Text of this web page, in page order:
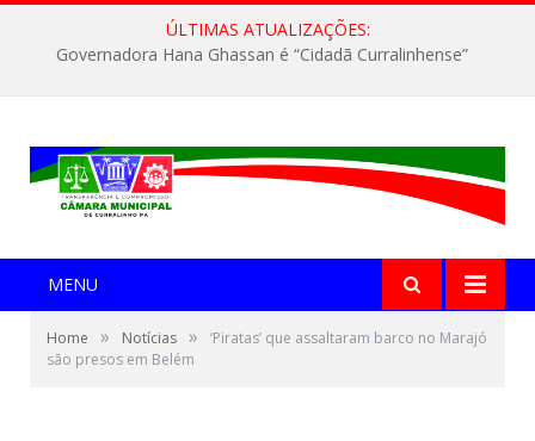
ÚLTIMAS ATUALIZAÇÕES:
Governadora Hana Ghassan é “Cidadã Curralinhense”
MENU
Home » Notícias »
‘Piratas’ que assaltaram barco no Marajó
são presos em Belém